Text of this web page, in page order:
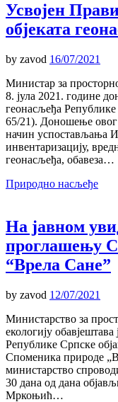
Усвојен
објеката
by zavod 16/07/2021
Министар за
8. јула 2021. године
геонасљеђа
65/21). Доношење овог
начин успостављања
инвентаризацију,
геонасљеђа, обавеза…
Природно насљеђе
На јавном
проглашењу
“Врела Сане”
by zavod 12/07/2021
Министарство за
екологију
Републике Српске
Споменика природе
министарство
30 дана од дана
Мркоњић…